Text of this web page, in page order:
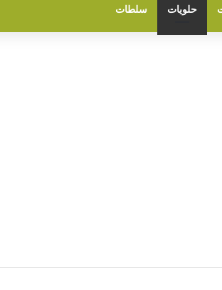
حلويات سلطات